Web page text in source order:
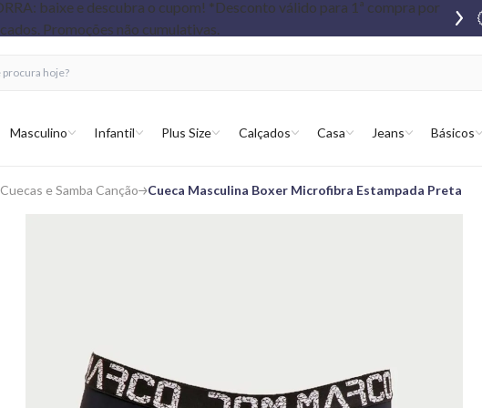
Masculino Infantil Plus Size Calçados Casa Jeans Básicos
Cuecas e Samba Canção Cueca Masculina Boxer Microfibra Estampada Preta